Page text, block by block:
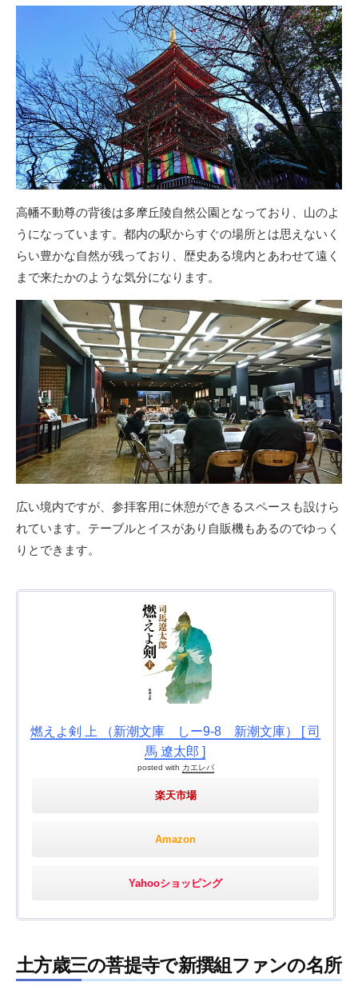
高幡不動尊の背後は多摩丘陵自然公園となっており、山のよ
うになっています。都内の駅からすぐの場所とは思えないく
らい豊かな自然が残っており、歴史ある境内とあわせて遠く
まで来たかのような気分になります。
広い境内ですが、参拝客用に休憩ができるスペースも設けら
れています。テーブルとイスがあり自販機もあるのでゆっく
りとできます。
燃えよ剣 上 （新潮文庫 しー9-8 新潮文庫） [ 司
馬 遼太郎 ]
posted with カエレバ
楽天市場
Amazon
Yahooショッピング
土方歳三の菩提寺で新撰組ファンの名所